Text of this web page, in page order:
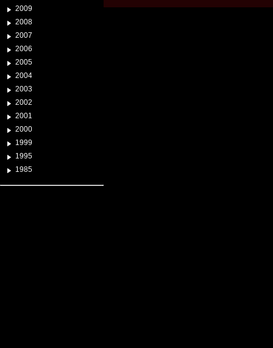
2009
2008
2007
2006
2005
2004
2003
2002
2001
2000
1999
1995
1985